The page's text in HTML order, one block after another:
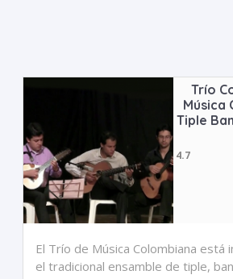
Trío
Música
Tiple
4.7
El Trío de Música Colombiana está
el tradicional ensamble de tiple,